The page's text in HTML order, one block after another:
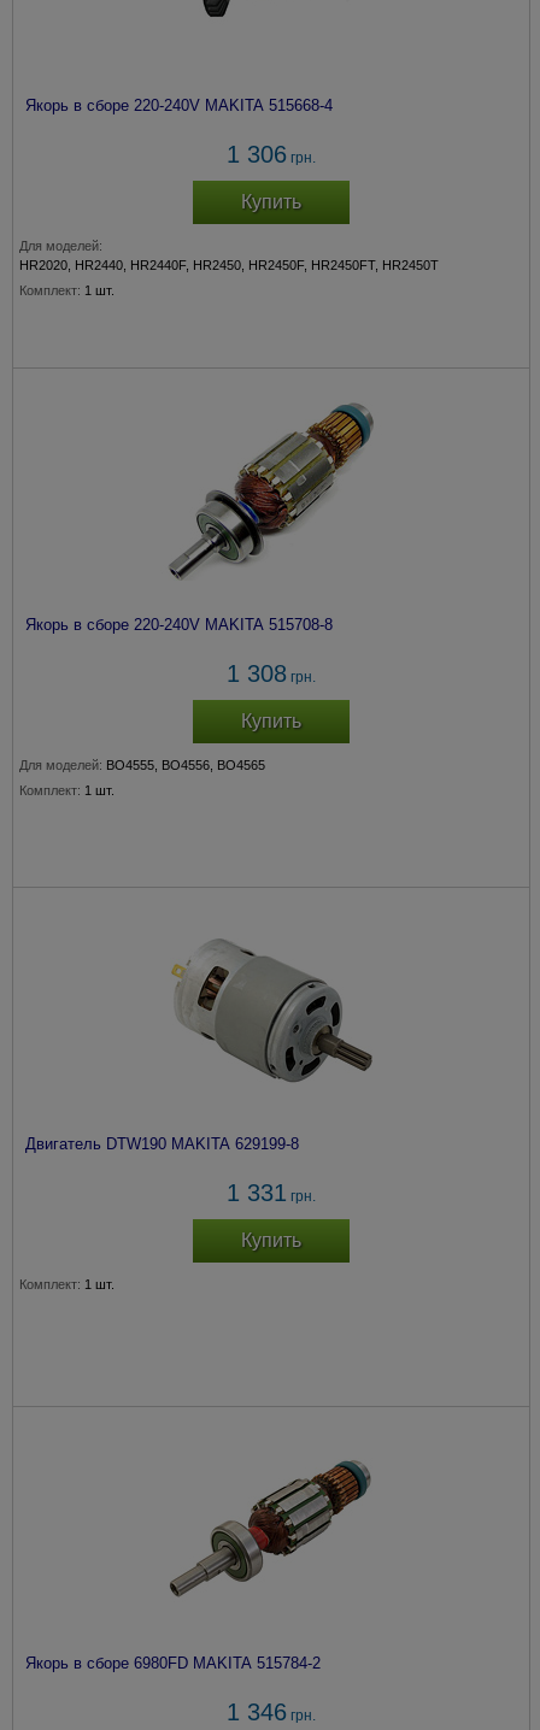
Якорь в сборе 220-240V MAKITA 515668-4
1 306 грн.
Купить
Для моделей:
HR2020, HR2440, HR2440F, HR2450, HR2450F, HR2450FT, HR2450T
Комплект: 1 шт.
Якорь в сборе 220-240V MAKITA 515708-8
1 308 грн.
Купить
Для моделей: BO4555, BO4556, BO4565
Комплект: 1 шт.
Двигатель DTW190 MAKITA 629199-8
1 331 грн.
Купить
Комплект: 1 шт.
Якорь в сборе 6980FD MAKITA 515784-2
1 346 грн.